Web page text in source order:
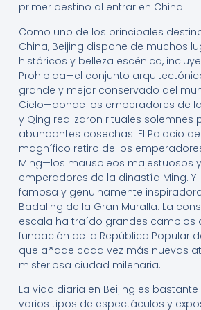
primer destino al entrar en China.
Como uno de los principales
China, Beijing dispone de muchos
históricos y belleza escénica,
Prohibida—el conjunto
grande y mejor conservado del
Cielo—donde los emperadores de
y Qing realizaron rituales solemnes
abundantes cosechas. El Palacio
magnífico retiro de los
Ming—los mausoleos majestuosos
emperadores de la dinastía Ming.
famosa y genuinamente
Badaling de la Gran Muralla. La
escala ha traído grandes cambios
fundación de la República Popular
que añade cada vez más nuevas
misteriosa ciudad milenaria.
La vida diaria en Beijing es
varios tipos de espectáculos y